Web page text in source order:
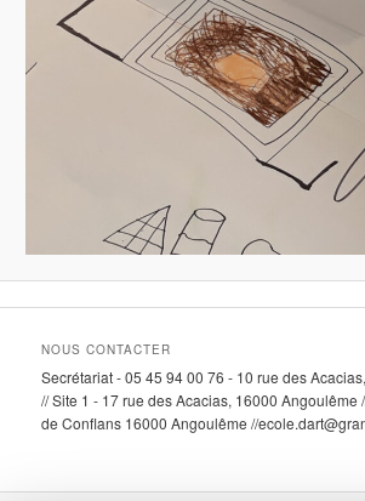
NOUS CONTACTER
Secrétariat - 05 45 94 00 76 - 10 rue des
// Site 1 - 17 rue des Acacias, 16000 Angoulême
de Conflans 16000 Angoulême //